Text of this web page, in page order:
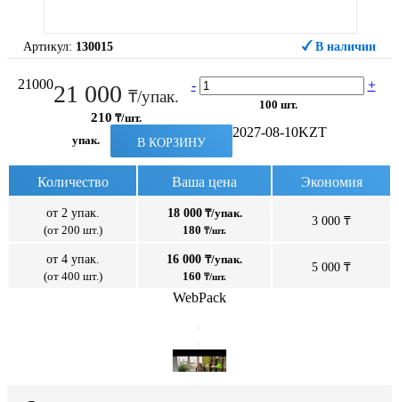
Артикул: 130015 В наличии
2100021 000 ₸/упак.
210 ₸/шт.
- +
100 шт.
упак. В КОРЗИНУ
2027-08-10KZT
Количество Ваша цена Экономия
от 2 упак.
(от 200 шт.)
18 000₸/упак.
180 ₸/шт.
3 000 ₸
от 4 упак.
(от 400 шт.)
16 000 ₸/упак.
160 ₸/шт.
5 000 ₸
WebPack